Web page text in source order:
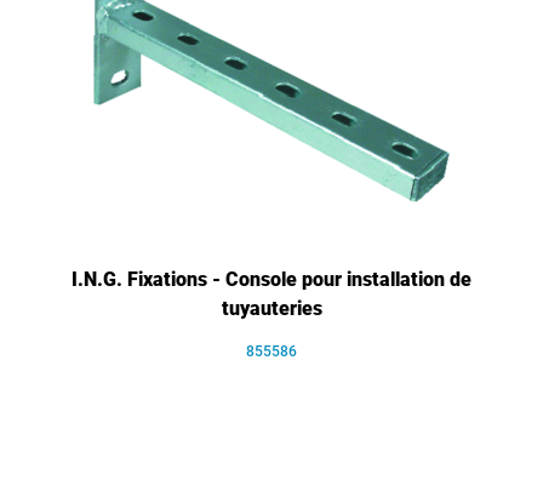
I.N.G. Fixations - Console pour installation de
tuyauteries
855586